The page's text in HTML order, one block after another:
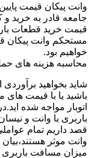
وانت پیکان قیمت
جامعه قادر به خرید
قیمت خرید قطعات
مستحکم وانت پیکان
خواهیم بود.
محاسبه هزینه های
شاید بخواهید
باشید یا با قیمت
اتوبار مواجه شده
باربری با وانت و
قصد داریم تمام
وانت موثر هستند،بیان
میزان مسافت باربری